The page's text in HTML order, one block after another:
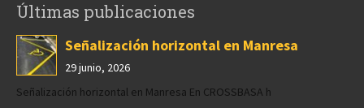
Últimas publicaciones
Señalización horizontal en Manresa
29 junio, 2026
Señalización horizontal en Manresa En CROSSBASA h